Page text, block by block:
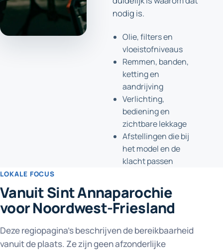
nodig is.
Olie, filters en
vloeistofniveaus
Remmen, banden,
ketting en
aandrijving
Verlichting,
bediening en
zichtbare lekkage
Afstellingen die bij
het model en de
klacht passen
LOKALE FOCUS
Vanuit Sint Annaparochie
voor Noordwest-Friesland
Deze regiopagina's beschrijven de bereikbaarheid
vanuit de plaats. Ze zijn geen afzonderlijke